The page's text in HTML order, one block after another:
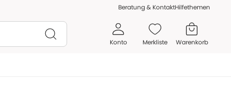
Beratung & KontaktHilfethemen
Konto Merkliste Warenkorb